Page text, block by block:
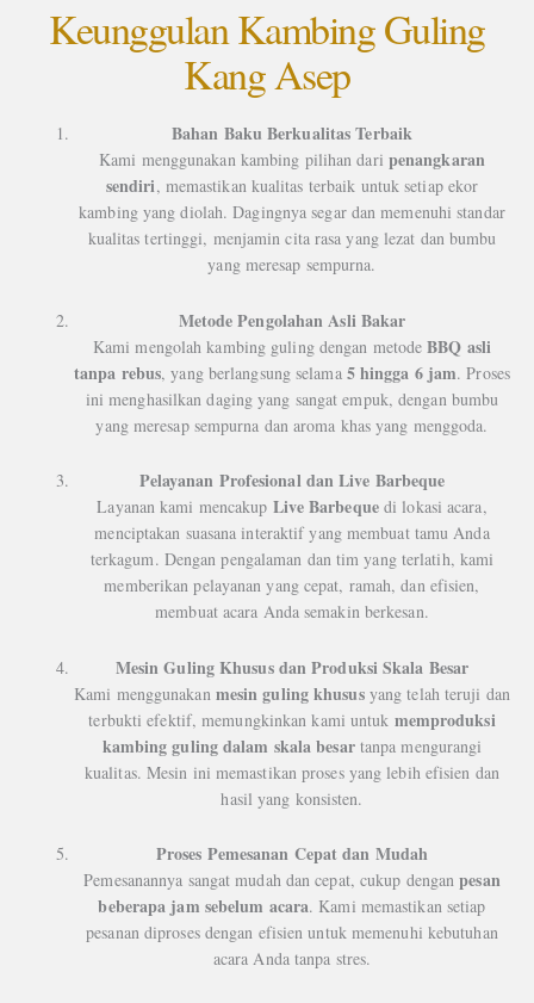
Keunggulan Kambing Guling
Kang Asep
Bahan Baku Berkualitas Terbaik
Kami menggunakan kambing pilihan dari penangkaran
sendiri, memastikan kualitas terbaik untuk setiap ekor
kambing yang diolah. Dagingnya segar dan memenuhi standar
kualitas tertinggi, menjamin cita rasa yang lezat dan bumbu
yang meresap sempurna.
Metode Pengolahan Asli Bakar
Kami mengolah kambing guling dengan metodeBBQ asli
tanpa rebus, yang berlangsung selama 5 hingga 6 jam. Proses
ini menghasilkan daging yang sangat empuk, dengan bumbu
yang meresap sempurna dan aroma khas yang menggoda.
Pelayanan Profesional dan Live Barbeque
Layanan kami mencakup Live Barbequedi lokasi acara,
menciptakan suasana interaktif yang membuat tamu Anda
terkagum. Dengan pengalaman dan tim yang terlatih, kami
memberikan pelayanan yang cepat, ramah, dan efisien,
membuat acara Anda semakin berkesan.
Mesin Guling Khusus dan Produksi Skala Besar
Kami menggunakan mesin guling khususyang telah teruji dan
terbukti efektif, memungkinkan kami untuk memproduksi
kambing guling dalam skala besartanpa mengurangi
kualitas. Mesin ini memastikan proses yang lebih efisien dan
hasil yang konsisten.
Proses Pemesanan Cepat dan Mudah
Pemesanannya sangat mudah dan cepat, cukup denganpesan
beberapa jam sebelum acara. Kami memastikan setiap
pesanan diproses dengan efisien untuk memenuhi kebutuhan
acara Anda tanpa stres.